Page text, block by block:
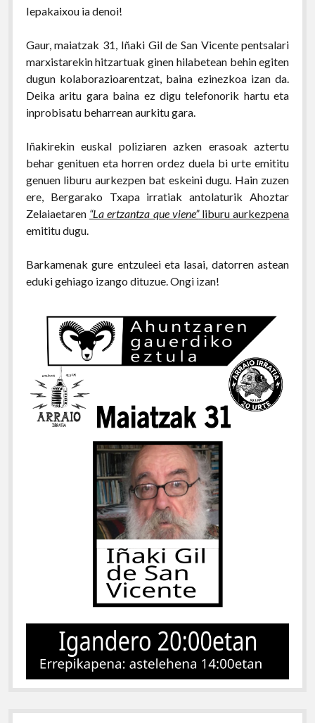
Iepakaixou ia denoi!
Gaur, maiatzak 31, Iñaki Gil de San Vicente pentsalari
marxistarekin hitzartuak ginen hilabetean behin egiten
dugun kolaborazioarentzat, baina ezinezkoa izan da.
Deika aritu gara baina ez digu telefonorik hartu eta
inprobisatu beharrean aurkitu gara.
Iñakirekin euskal poliziaren azken erasoak aztertu
behar genituen eta horren ordez duela bi urte emititu
genuen liburu aurkezpen bat eskeini dugu. Hain zuzen
ere, Bergarako Txapa irratiak antolaturik Ahoztar
Zelaiaetaren “La ertzantza que viene”liburu aurkezpena
emititu dugu.
Barkamenak gure entzuleei eta lasai, datorren astean
eduki gehiago izango dituzue. Ongi izan!